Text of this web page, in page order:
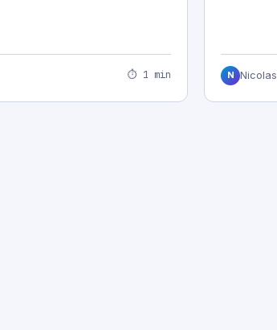
⏱ 1 min N Nicolas